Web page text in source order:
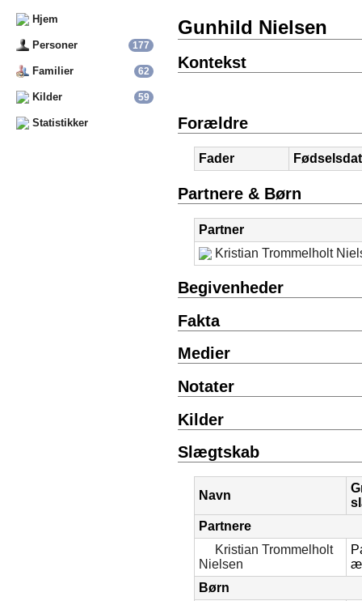
Hjem
177
Personer
62
Familier
59
Kilder
Statistikker
Gunhild Nielsen
Kontekst
Forældre
Fader
Partnere & Børn
Partner
Kristian Trommelholt
Begivenheder
Fakta
Medier
Notater
Kilder
Slægtskab
Navn
Partnere
Kristian Trommelholt
Nielsen
Børn